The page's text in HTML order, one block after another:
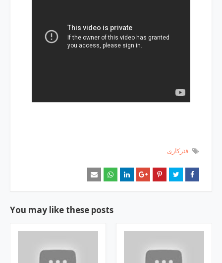
فێركاری
You may like these posts